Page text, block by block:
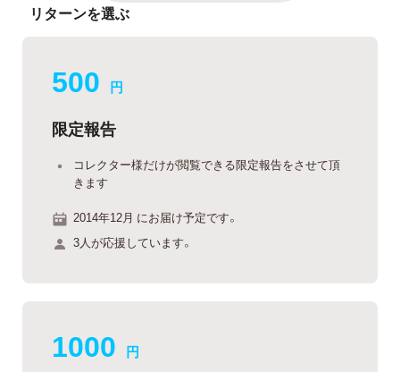
リターンを選ぶ
500 円
限定報告
コレクター様だけが閲覧できる限定報告をさせて頂
きます
2014年12月 にお届け予定です。
3人が応援しています。
1000 円